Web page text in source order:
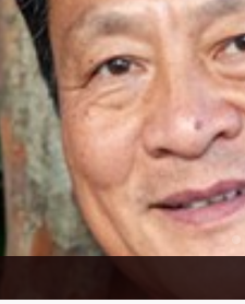
设论坛在我院举行
杰里科爵士奖
阿克苏地区考察调研